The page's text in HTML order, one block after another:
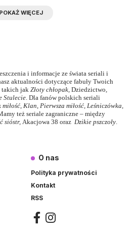
POKAŻ WIĘCEJ
i informacje ze świata seriali i
aktualności dotyczące fabuły Twoich
jak Złoty chłopak, Dziedzictwo,
Stulecie. Dla fanów polskich seriali
, Klan, Pierwsza miłość, Leśniczówka,
też seriale zagraniczne – między
sióstr, Akacjowa 38 oraz Dzikie pszczoły.
O nas
Polityka prywatności
Kontakt
RSS